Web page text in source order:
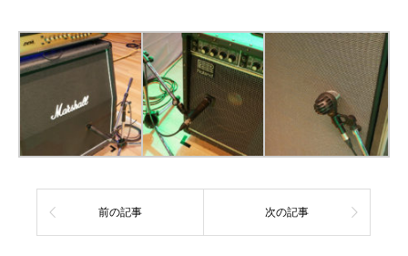
前の記事 次の記事